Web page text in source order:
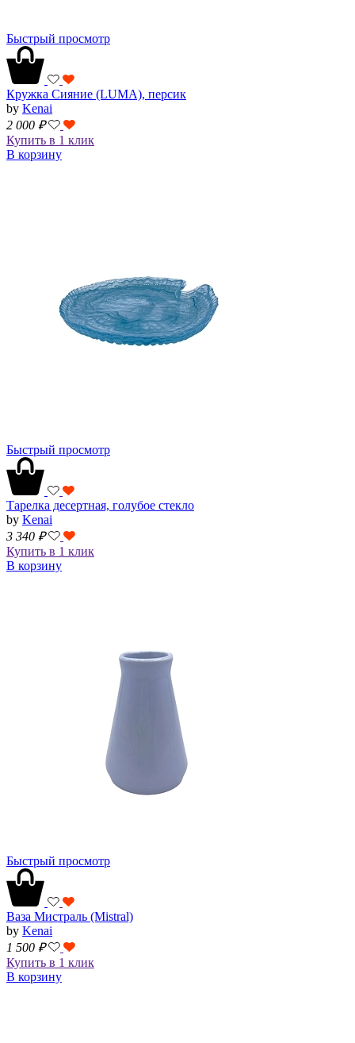
Быстрый просмотр
Кружка Сияние (LUMA), персик
by Kenai
2 000 ₽
Купить в 1 клик
В корзину
Быстрый просмотр
Тарелка десертная, голубое стекло
by Kenai
3 340 ₽
Купить в 1 клик
В корзину
Быстрый просмотр
Ваза Мистраль (Mistral)
by Kenai
1 500 ₽
Купить в 1 клик
В корзину